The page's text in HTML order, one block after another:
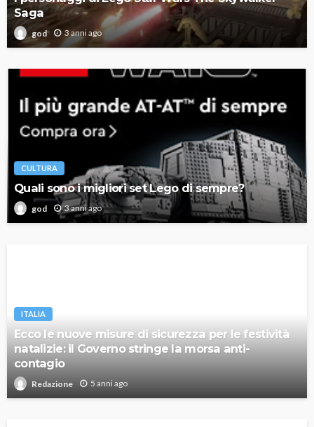
Saga
god 3 anni ago
CULTURA
Quali sono i migliori set Lego di sempre?
god 3 anni ago
ITALIA
Ecco le nuove misure di sicurezza per le festività
natalizie: il Governo stringe la morsa anti-
contagio
Redazione 5 anni ago